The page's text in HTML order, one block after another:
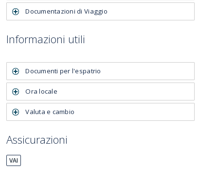
Documentazioni di Viaggio
Informazioni utili
Documenti per l'espatrio
Ora locale
Valuta e cambio
Assicurazioni
VAI